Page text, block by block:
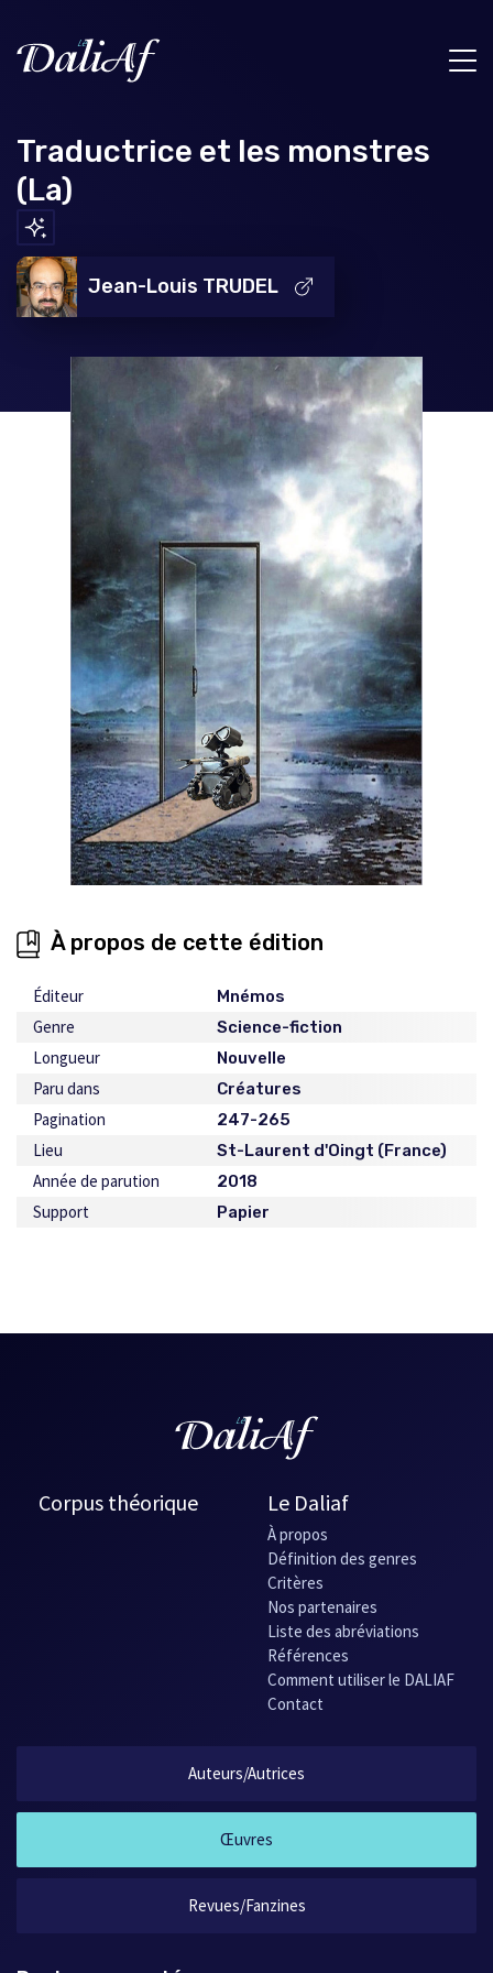
Traductrice et les monstres
(La)
Jean-Louis TRUDEL
À propos de cette édition
Éditeur Mnémos
Genre Science-fiction
Longueur Nouvelle
Paru dans Créatures
Pagination 247-265
Lieu St-Laurent d'Oingt (France)
Année de parution 2018
Support Papier
Corpus théorique Le Daliaf
À propos
Définition des genres
Critères
Nos partenaires
Liste des abréviations
Références
Comment utiliser le DALIAF
Contact
Auteurs/Autrices
Œuvres
Revues/Fanzines